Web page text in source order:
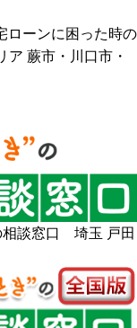
ーンに困った時の
ア 蕨市・川口市・
相談窓口 埼玉 戸田